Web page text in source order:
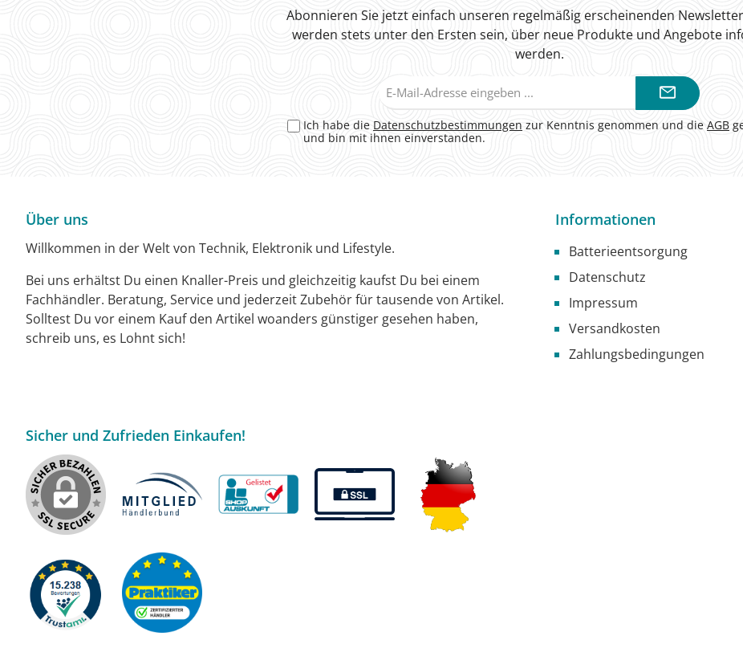
Abonnieren Sie jetzt einfach unseren regelmäßig erscheinenden
werden stets unter den Ersten sein, über neue Produkte und Angebote
werden.
Mail-
Ich habe die Datenschutzbestimmungen zur Kenntnis genommen und die AGB
und bin mit ihnen einverstanden.
Über uns
Willkommen in der Welt von Technik, Elektronik und Lifestyle.
Bei uns erhältst Du einen Knaller-Preis und gleichzeitig kaufst Du bei einem
Fachhändler. Beratung, Service und jederzeit Zubehör für tausende von Artikel.
Solltest Du vor einem Kauf den Artikel woanders günstiger gesehen haben,
schreib uns, es Lohnt sich!
Informationen
Batterieentsorgung
Datenschutz
Impressum
Versandkosten
Zahlungsbedingungen
Sicher und Zufrieden Einkaufen!